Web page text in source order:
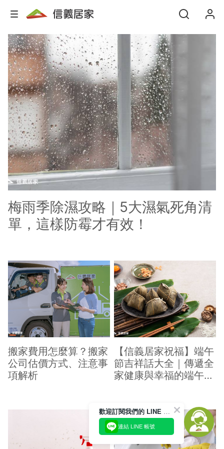
梅雨季除濕攻略｜5大濕氣死角清
單，這樣防霉才有效！
搬家費用怎麼算？搬家
公司估價方式、注意事
項解析
【信義居家祝福】端午
節吉祥話大全｜傳遞全
家健康與幸福的端午祝
歡迎訂閱我們的 LINE 官方帳號
連結 LINE 帳號